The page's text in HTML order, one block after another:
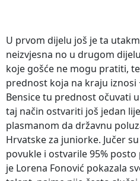
U prvom dijelu još je ta
neizvjesna no u drugom
koje gošće ne mogu pratiti,
prednost koja na kraju iznosi
Bensice tu prednost očuvati
taj način ostvariti još jedan
plasmanom da državnu
Hrvatske za juniorke. Jučer
povukle i ostvarile 95%
je Lorena Fonović pokazala